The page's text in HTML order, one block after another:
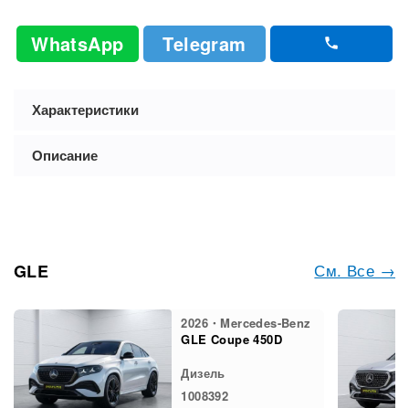
WhatsApp Telegram
Характеристики
Описание
См. Все →
GLE
2026・Mercedes-Benz
GLE Coupe 450D
Дизель
1008392